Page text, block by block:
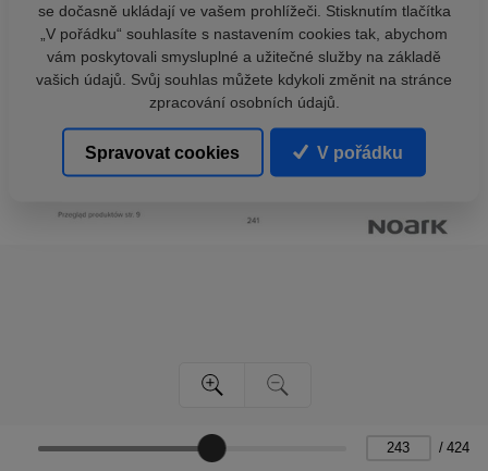
/ 424
se dočasně ukládají ve vašem prohlížeči. Stisknutím tlačítka
„V pořádku“ souhlasíte s nastavením cookies tak, abychom
vám poskytovali smysluplné a užitečné služby na základě
vašich údajů. Svůj souhlas můžete kdykoli změnit na stránce
zpracování osobních údajů.
Spravovat cookies V pořádku